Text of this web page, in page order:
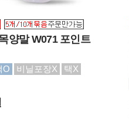
양말 W071 포인트
O
비닐포장X 택X